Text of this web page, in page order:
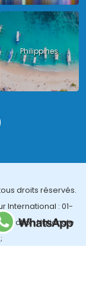
Philippines
droits réservés.
International : 01-
Nationale